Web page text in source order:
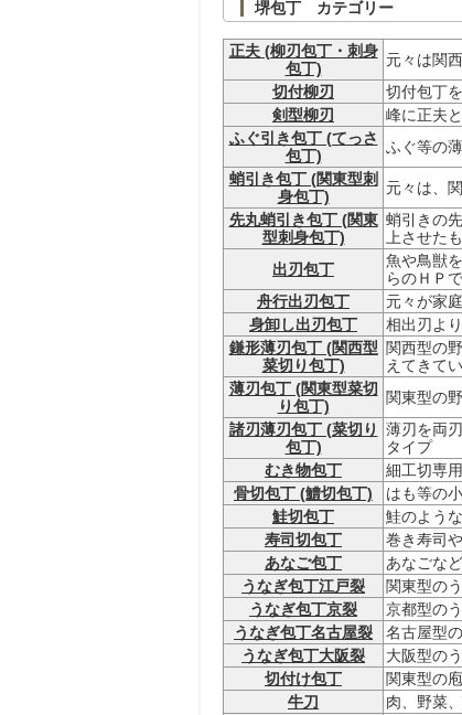
堺包丁 カテゴリー
正夫 (柳刃包丁・刺身
包丁)
元々は関
切付柳刃
切付包丁
剣型柳刃
峰に正夫
ふぐ引き包丁 (てっさ
包丁)
ふぐ等の
蛸引き包丁 (関東型刺
身包丁)
元々は、
先丸蛸引き包丁 (関東
型刺身包丁)
蛸引きの
上させた
出刃包丁
魚や鳥獣
らのＨＰ
舟行出刃包丁
元々が家
身卸し出刃包丁
相出刃よ
鎌形薄刃包丁 (関西型
菜切り包丁)
関西型の
えてきて
薄刃包丁 (関東型菜切
り包丁)
関東型の
諸刃薄刃包丁 (菜切り
包丁)
薄刃を両
タイプ
むき物包丁
細工切専
骨切包丁 (鱧切包丁)
はも等の
鮭切包丁
鮭のよう
寿司切包丁
巻き寿司
あなご包丁
あなごな
うなぎ包丁江戸裂
関東型の
うなぎ包丁京裂
京都型の
うなぎ包丁名古屋裂
名古屋型
うなぎ包丁大阪裂
大阪型の
切付け包丁
関東型の
牛刀
肉、野菜